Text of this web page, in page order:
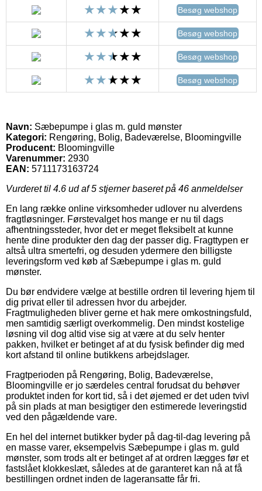
Besøg webshop
Besøg webshop
Besøg webshop
Besøg webshop
Navn: Sæbepumpe i glas m. guld mønster
Kategori: Rengøring, Bolig, Badeværelse, Bloomingville
Producent: Bloomingville
Varenummer: 2930
EAN: 5711173163724
Vurderet til 4.6 ud af 5 stjerner baseret på 46 anmeldelser
En lang række online virksomheder udlover nu alverdens
fragtløsninger. Førstevalget hos mange er nu til dags
afhentningssteder, hvor det er meget fleksibelt at kunne
hente dine produkter den dag der passer dig. Fragttypen er
altså ultra smertefri, og desuden ydermere den billigste
leveringsform ved køb af Sæbepumpe i glas m. guld
mønster.
Du bør endvidere vælge at bestille ordren til levering hjem til
dig privat eller til adressen hvor du arbejder.
Fragtmuligheden bliver gerne et hak mere omkostningsfuld,
men samtidig særligt overkommelig. Den mindst kostelige
løsning vil dog altid vise sig at være at du selv henter
pakken, hvilket er betinget af at du fysisk befinder dig med
kort afstand til online butikkens arbejdslager.
Fragtperioden på Rengøring, Bolig, Badeværelse,
Bloomingville er jo særdeles central forudsat du behøver
produktet inden for kort tid, så i det øjemed er det uden tvivl
på sin plads at man besigtiger den estimerede leveringstid
ved den pågældende vare.
En hel del internet butikker byder på dag-til-dag levering på
en masse varer, eksempelvis Sæbepumpe i glas m. guld
mønster, som trods alt er betinget af at ordren lægges før et
fastslået klokkeslæt, således at de garanteret kan nå at få
bestillingen ordnet inden de lageransatte får fri.